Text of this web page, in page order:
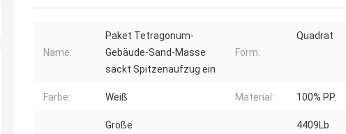
Name:
Paket Tetragonum-
Gebäude-Sand-Masse
sackt Spitzenaufzug ein
Form:
Quadrat
Farbe: Weiß Material: 100% PP.
Größe
4409Lb